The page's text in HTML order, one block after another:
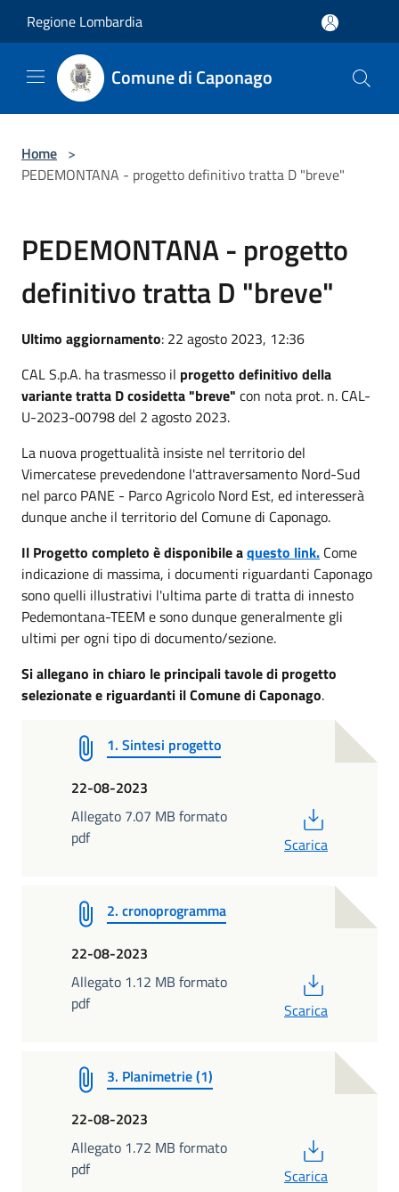
Regione Lombardia
Comune di Caponago
Home >
PEDEMONTANA - progetto definitivo tratta D "breve"
PEDEMONTANA - progetto
definitivo tratta D "breve"
Ultimo aggiornamento: 22 agosto 2023, 12:36
CAL S.p.A. ha trasmesso il progetto definitivo della
variante tratta D cosidetta "breve" con nota prot. n. CAL-
U-2023-00798 del 2 agosto 2023.
La nuova progettualità insiste nel territorio del
Vimercatese prevedendone l'attraversamento Nord-Sud
nel parco PANE - Parco Agricolo Nord Est, ed interesserà
dunque anche il territorio del Comune di Caponago.
Il Progetto completo è disponibile aquesto link. Come
indicazione di massima, i documenti riguardanti Caponago
sono quelli illustrativi l'ultima parte di tratta di innesto
Pedemontana-TEEM e sono dunque generalmente gli
ultimi per ogni tipo di documento/sezione.
Si allegano in chiaro le principali tavole di progetto
selezionate e riguardanti il Comune di Caponago.
1. Sintesi progetto
22-08-2023
Allegato 7.07 MB formato
pdf
Scarica
2. cronoprogramma
22-08-2023
Allegato 1.12 MB formato
pdf
Scarica
3. Planimetrie (1)
22-08-2023
Allegato 1.72 MB formato
pdf
Scarica